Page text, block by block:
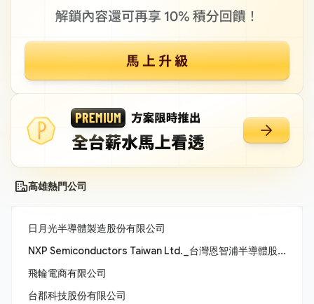
高雄熱門公司
日月光半導體製造股份有限公司
NXP Semiconductors Taiwan Ltd._台灣恩智浦半導體股份有限公司
飛輪電商有限公司
台郡科技股份有限公司